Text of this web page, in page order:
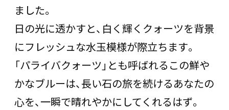
ました。
日の光に透かすと、白く輝くクォーツを背景
にフレッシュな水玉模様が際立ちます。
「パライバクォーツ」とも呼ばれるこの鮮や
かなブルーは、長い石の旅を続けるあなたの
心を、一瞬で晴れやかにしてくれるはず。